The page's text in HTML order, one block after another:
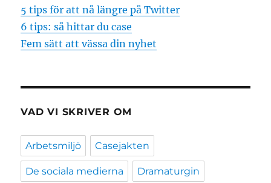
5 tips för att nå längre på Twitter
6 tips: så hittar du case
Fem sätt att vässa din nyhet
VAD VI SKRIVER OM
Arbetsmiljö Casejakten
De sociala medierna Dramaturgin